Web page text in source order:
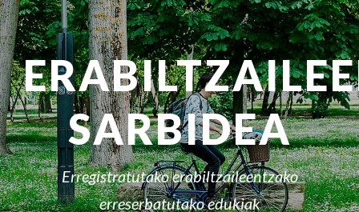
SARBIDEA
Erregistratutako erabiltzaileentzako
erreserbatutako edukiak